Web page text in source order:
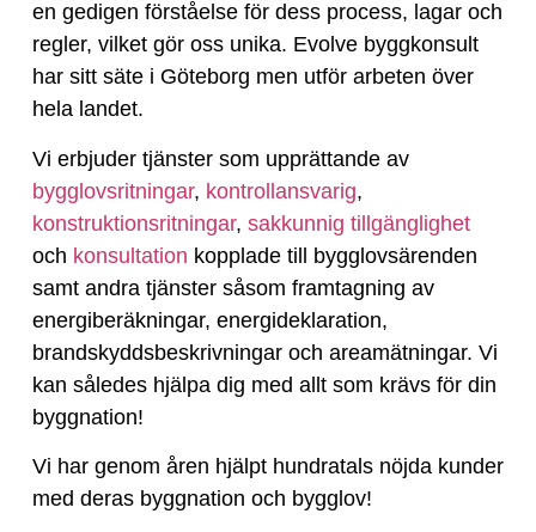
en gedigen förståelse för dess process, lagar och
regler, vilket gör oss unika. Evolve byggkonsult
har sitt säte i Göteborg men utför arbeten över
hela landet.
Vi erbjuder tjänster som upprättande av
bygglovsritningar, kontrollansvarig,
konstruktionsritningar, sakkunnig tillgänglighet
och konsultation kopplade till bygglovsärenden
samt andra tjänster såsom framtagning av
energiberäkningar, energideklaration,
brandskyddsbeskrivningar och areamätningar. Vi
kan således hjälpa dig med allt som krävs för din
byggnation!
Vi har genom åren hjälpt hundratals nöjda kunder
med deras byggnation och bygglov!